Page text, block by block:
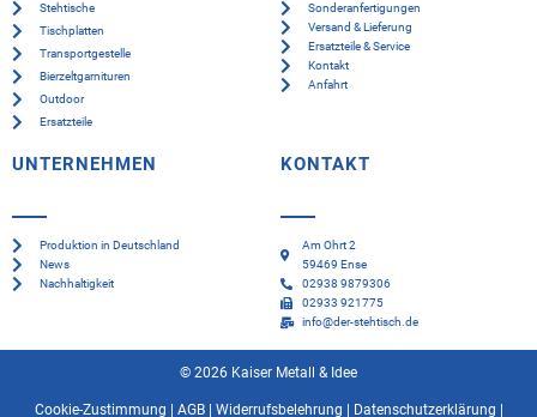
Stehtische
Tischplatten
Transportgestelle
Bierzeltgarnituren
Outdoor
Ersatzteile
Sonderanfertigungen
Versand & Lieferung
Ersatzteile & Service
Kontakt
Anfahrt
UNTERNEHMEN
Produktion in Deutschland
News
Nachhaltigkeit
KONTAKT
Am Ohrt 2
59469 Ense
02938 9879306
02933 921775
info@der-stehtisch.de
© 2026 Kaiser Metall & Idee
Cookie-Zustimmung AGB| Widerrufsbelehrung Datenschutzerklärung